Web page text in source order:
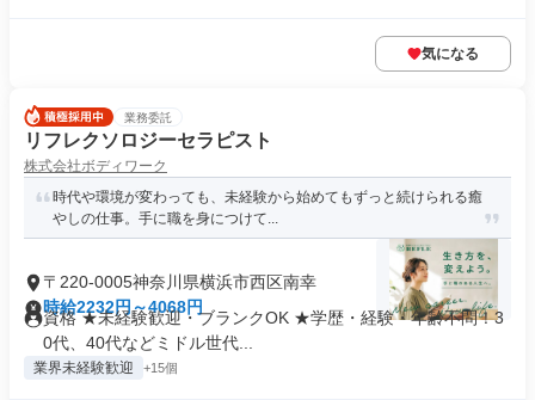
気になる
業務委託
リフレクソロジーセラピスト
株式会社ボディワーク
時代や環境が変わっても、未経験から始めてもずっと続けられる癒
やしの仕事。手に職を身につけて...
〒220-0005神奈川県横浜市西区南幸
時給2232円～4068円
資格 ★未経験歓迎・ブランクOK ★学歴・経験・年齢不問！3
0代、40代などミドル世代...
業界未経験歓迎 +15個